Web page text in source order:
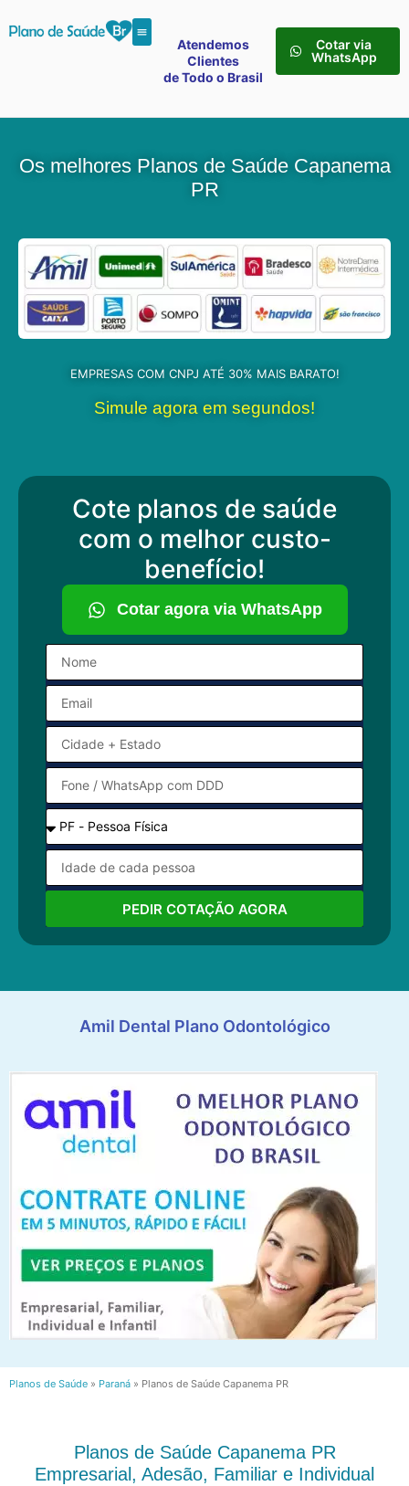
Atendemos
Clientes
de Todo o Brasil
Cotar via
WhatsApp
Os melhores Planos de Saúde Capanema
PR
EMPRESAS COM CNPJ ATÉ 30% MAIS BARATO!
Simule agora em segundos!
Cote planos de saúde
com o melhor custo-
benefício!
Cotar agora via WhatsApp
PEDIR COTAÇÃO AGORA
Amil Dental Plano Odontológico
Planos de Saúde » Paraná » Planos de Saúde Capanema PR
Planos de Saúde Capanema PR
Empresarial, Adesão, Familiar e Individual